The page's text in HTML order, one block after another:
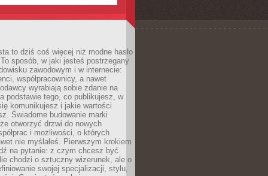
to dziś coś więcej niż modne hasło
sposób, w jaki jesteś postrzegany
zawodowym i w internecie:
współpracownicy, a nawet
wyrabiają sobie zdanie na
podstawie tego, co publikujesz, w
komunikujesz i jakie wartości
Świadome budowanie marki
otworzyć drzwi do nowych
i możliwości, o których
nie myślałeś. Pierwszym krokiem
na pytanie: z czym chcesz być
chodzi o sztuczny wizerunek, ale o
swojej specjalizacji, stylu,